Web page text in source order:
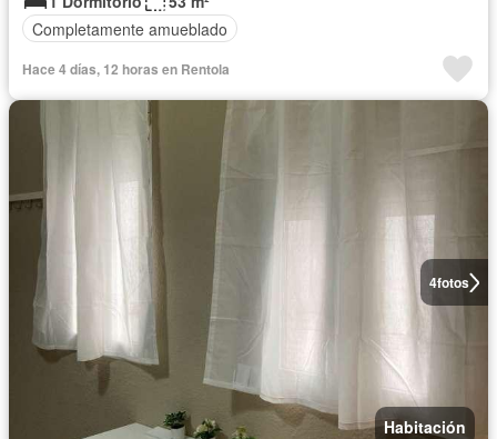
Completamente amueblado
Hace 4 días, 12 horas en Rentola
4fotos
Habitación